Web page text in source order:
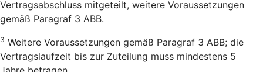
Vertragsabschluss mitgeteilt, weitere Voraussetzungen
gemäß Paragraf 3 ABB.
3 Weitere Voraussetzungen gemäß Paragraf 3 ABB; die
Vertragslaufzeit bis zur Zuteilung muss mindestens 5